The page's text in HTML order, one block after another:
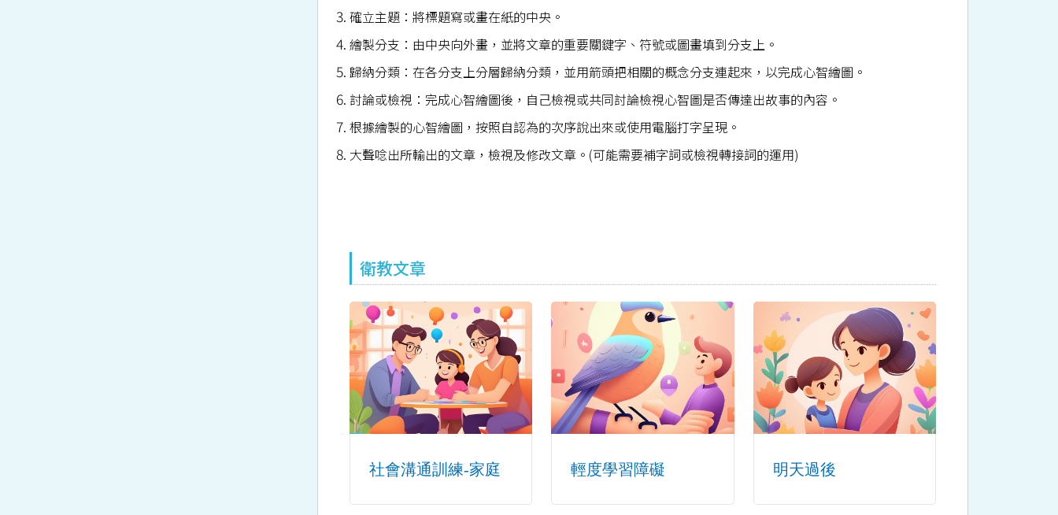
確立主題：將標題寫或畫在紙的中央。
繪製分支：由中央向外畫，並將文章的重要關鍵字、符號或圖畫填到分支上。
歸納分類：在各分支上分層歸納分類，並用箭頭把相關的概念分支連起來，以完成心智繪圖。
討論或檢視：完成心智繪圖後，自己檢視或共同討論檢視心智圖是否傳達出故事的內容。
根據繪製的心智繪圖，按照自認為的次序說出來或使用電腦打字呈現。
大聲唸出所輸出的文章，檢視及修改文章。(可能需要補字詞或檢視轉接詞的運用)
衛教文章
社會溝通訓練-家庭 輕度學習障礙 明天過後